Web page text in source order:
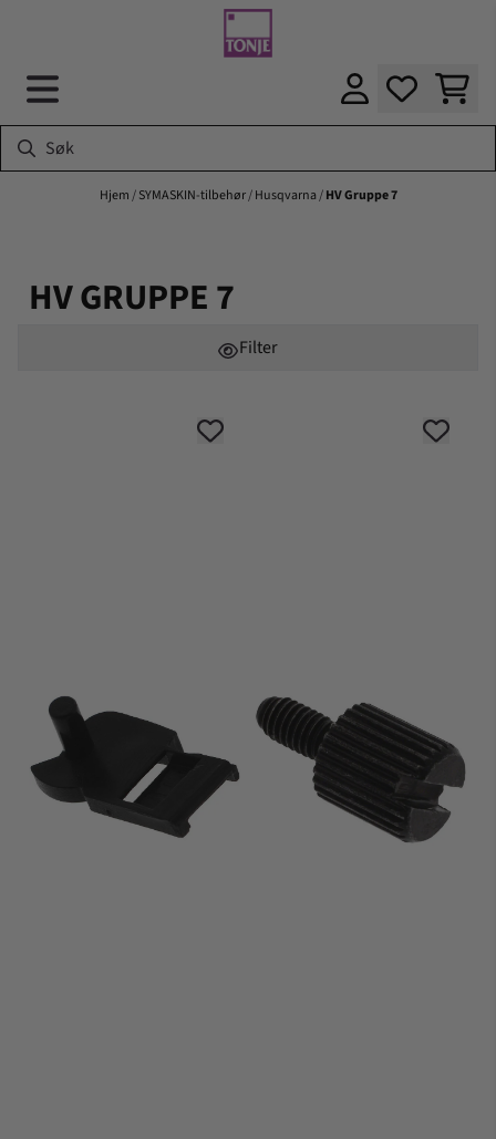
Hjem/SYMASKIN-tilbehør/Husqvarna/HV Gruppe 7
HV GRUPPE 7
Filter